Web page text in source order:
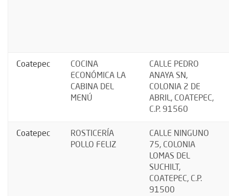
Coatepec
COCINA
ECONÓMICA LA
CABINA DEL
MENÚ
CALLE PEDRO
ANAYA SN,
COLONIA 2 DE
ABRIL, COATEPEC,
C.P. 91560
Coatepec
ROSTICERÍA
POLLO FELIZ
CALLE NINGUNO
75, COLONIA
LOMAS DEL
SUCHILT,
COATEPEC, C.P.
91500